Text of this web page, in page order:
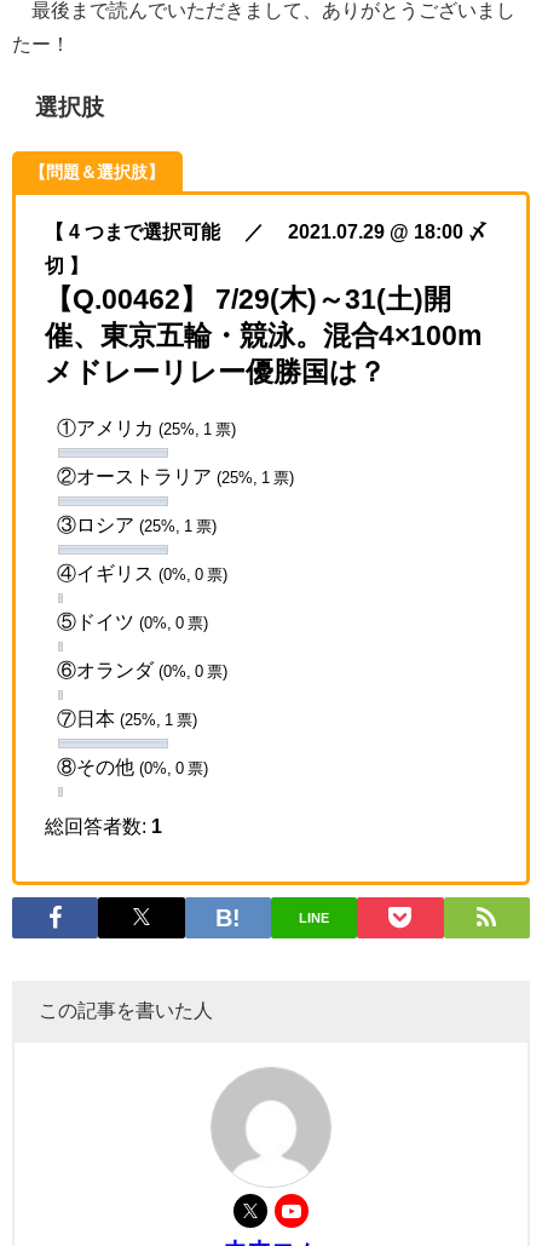
最後まで読んでいただきまして、ありがとうございまし
たー！
選択肢
【問題＆選択肢】
【 4 つまで選択可能 ／ 2021.07.29 @ 18:00 〆
切 】
【Q.00462】 7/29(木)～31(土)開
催、東京五輪・競泳。混合4×100m
メドレーリレー優勝国は？
①アメリカ (25%, 1 票)
②オーストラリア (25%, 1 票)
③ロシア (25%, 1 票)
④イギリス (0%, 0 票)
⑤ドイツ (0%, 0 票)
⑥オランダ (0%, 0 票)
⑦日本 (25%, 1 票)
⑧その他 (0%, 0 票)
総回答者数: 1
LINE
この記事を書いた人